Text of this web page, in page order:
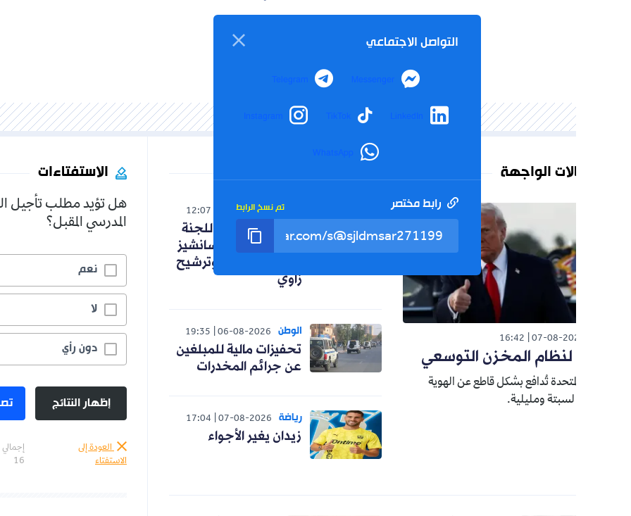
التواصل الاجتماعي
Messenger
Telegram
LinkedIn
TikTok
Instagram
WhatsApp
رابط مختصر
الواجهة
16:42
المخزن التوسعي
تُدافع بشكل قاطع عن الهوية
لسبتة ومليلية.
07-08-2026
12:07
كواليس اجتماع اللجنة
التقنية .. اختيار سانشيز
زاوي
الوطن 06-08-2026
19:35
تحفيزات مالية للمبلغين
عن جرائم المخدرات
رياضة 07-08-2026
17:04
زيدان يغير الأجواء
الاستفتاءات
هل تؤيد مطلب تأجيل الدخول
المدرسي المقبل؟
إظهار النتائج تصويت
إجمالي الأصوات :